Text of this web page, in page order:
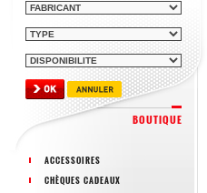
BOUTIQUE
ACCESSOIRES
CHÈQUES CADEAUX